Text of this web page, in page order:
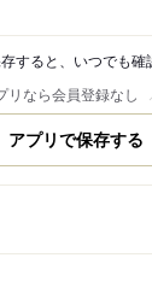
すると、いつでも確
リなら会員登録なし
アプリで保存する